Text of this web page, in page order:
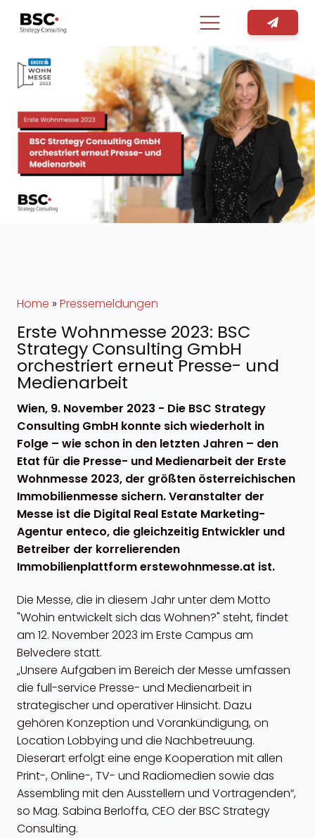
Home » Pressemeldungen
Erste Wohnmesse 2023: BSC
Strategy Consulting GmbH
orchestriert erneut Presse- und
Medienarbeit
Wien, 9. November 2023 - Die BSC Strategy
Consulting GmbH konnte sich wiederholt in
Folge – wie schon in den letzten Jahren – den
Etat für die Presse- und Medienarbeit der Erste
Wohnmesse 2023, der größten österreichischen
Immobilienmesse sichern. Veranstalter der
Messe ist die Digital Real Estate Marketing-
Agentur enteco, die gleichzeitig Entwickler und
Betreiber der korrelierenden
Immobilienplattform erstewohnmesse.at ist.
Die Messe, die in diesem Jahr unter dem Motto
"Wohin entwickelt sich das Wohnen?" steht, findet
am 12. November 2023 im Erste Campus am
Belvedere statt.
„Unsere Aufgaben im Bereich der Messe umfassen
die full-service Presse- und Medienarbeit in
strategischer und operativer Hinsicht. Dazu
gehören Konzeption und Vorankündigung, on
Location Lobbying und die Nachbetreuung.
Dieserart erfolgt eine enge Kooperation mit allen
Print-, Online-, TV- und Radiomedien sowie das
Assembling mit den Ausstellern und Vortragenden“,
so Mag. Sabina Berloffa, CEO der BSC Strategy
Consulting.